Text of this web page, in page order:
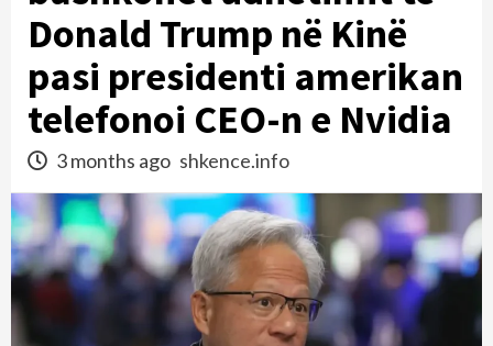
Donald Trump në Kinë
pasi presidenti amerikan
telefonoi CEO-n e Nvidia
3 months ago shkence.info